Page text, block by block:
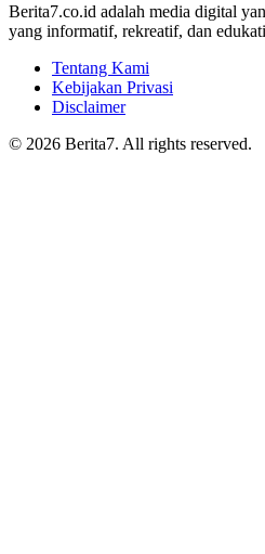
Berita7.co.id adalah media digital
yang informatif, rekreatif, dan
Tentang Kami
Kebijakan Privasi
Disclaimer
© 2026 Berita7. All rights reserved.